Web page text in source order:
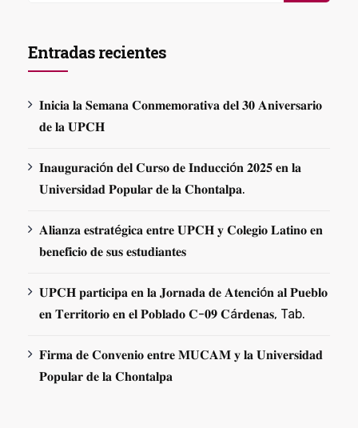
Entradas recientes
𝐈𝐧𝐢𝐜𝐢𝐚 𝐥𝐚 𝐒𝐞𝐦𝐚𝐧𝐚 𝐂𝐨𝐧𝐦𝐞𝐦𝐨𝐫𝐚𝐭𝐢𝐯𝐚 𝐝𝐞𝐥 𝟑𝟎 𝐀𝐧𝐢𝐯𝐞𝐫𝐬𝐚𝐫𝐢𝐨
𝐝𝐞 𝐥𝐚 𝐔𝐏𝐂𝐇
𝐈𝐧𝐚𝐮𝐠𝐮𝐫𝐚𝐜𝐢ó𝐧 𝐝𝐞𝐥 𝐂𝐮𝐫𝐬𝐨 𝐝𝐞 𝐈𝐧𝐝𝐮𝐜𝐜𝐢ó𝐧 𝟐𝟎𝟐𝟓 𝐞𝐧 𝐥𝐚
𝐔𝐧𝐢𝐯𝐞𝐫𝐬𝐢𝐝𝐚𝐝 𝐏𝐨𝐩𝐮𝐥𝐚𝐫 𝐝𝐞 𝐥𝐚 𝐂𝐡𝐨𝐧𝐭𝐚𝐥𝐩𝐚.
𝐀𝐥𝐢𝐚𝐧𝐳𝐚 𝐞𝐬𝐭𝐫𝐚𝐭é𝐠𝐢𝐜𝐚 𝐞𝐧𝐭𝐫𝐞 𝐔𝐏𝐂𝐇 𝐲 𝐂𝐨𝐥𝐞𝐠𝐢𝐨 𝐋𝐚𝐭𝐢𝐧𝐨 𝐞𝐧
𝐛𝐞𝐧𝐞𝐟𝐢𝐜𝐢𝐨 𝐝𝐞 𝐬𝐮𝐬 𝐞𝐬𝐭𝐮𝐝𝐢𝐚𝐧𝐭𝐞𝐬
𝐔𝐏𝐂𝐇 𝐩𝐚𝐫𝐭𝐢𝐜𝐢𝐩𝐚 𝐞𝐧 𝐥𝐚 𝐉𝐨𝐫𝐧𝐚𝐝𝐚 𝐝𝐞 𝐀𝐭𝐞𝐧𝐜𝐢ó𝐧 𝐚𝐥 𝐏𝐮𝐞𝐛𝐥𝐨
𝐞𝐧 𝐓𝐞𝐫𝐫𝐢𝐭𝐨𝐫𝐢𝐨 𝐞𝐧 𝐞𝐥 𝐏𝐨𝐛𝐥𝐚𝐝𝐨 𝐂-𝟎𝟗 𝐂á𝐫𝐝𝐞𝐧𝐚𝐬, Tab.
𝐅𝐢𝐫𝐦𝐚 𝐝𝐞 𝐂𝐨𝐧𝐯𝐞𝐧𝐢𝐨 𝐞𝐧𝐭𝐫𝐞 𝐌𝐔𝐂𝐀𝐌 𝐲 𝐥𝐚 𝐔𝐧𝐢𝐯𝐞𝐫𝐬𝐢𝐝𝐚𝐝
𝐏𝐨𝐩𝐮𝐥𝐚𝐫 𝐝𝐞 𝐥𝐚 𝐂𝐡𝐨𝐧𝐭𝐚𝐥𝐩𝐚